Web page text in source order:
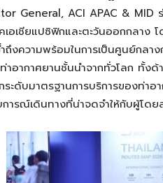
General, ACI APAC & MID
เอเชียแปซิฟิกและตะวันออกกลาง
ถึงความพร้อมในการเป็นศูนย์กลา
าอากาศยานชั้นนำจากทั่วโลก ทั้งด้
ระดับมาตรฐานการบริการของท่
การณ์เดินทางที่น่าจดจำให้กับผู้โด